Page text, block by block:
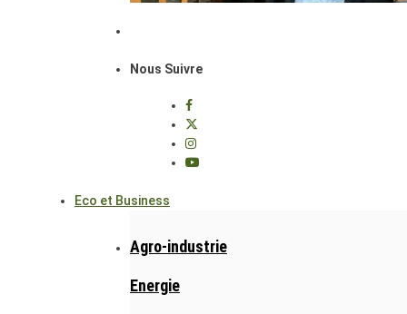
Nous Suivre
Eco et Business
Agro-industrie
Energie